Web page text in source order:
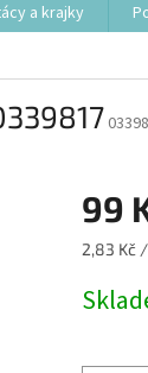
a krajky
99
Měrná
2,83 Kč